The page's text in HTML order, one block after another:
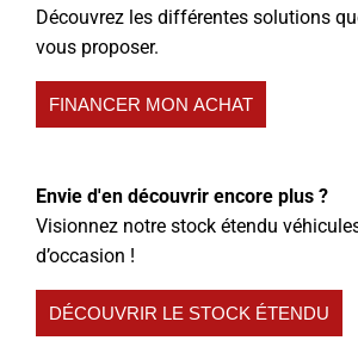
Découvrez les différentes solutions
vous proposer.
FINANCER MON ACHAT
Envie d'en découvrir encore plus ?
Visionnez notre stock étendu
d’occasion !
DÉCOUVRIR LE STOCK ÉTENDU